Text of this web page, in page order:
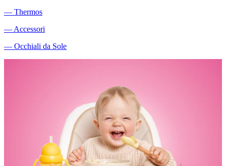
― Thermos
― Accessori
― Occhiali da Sole